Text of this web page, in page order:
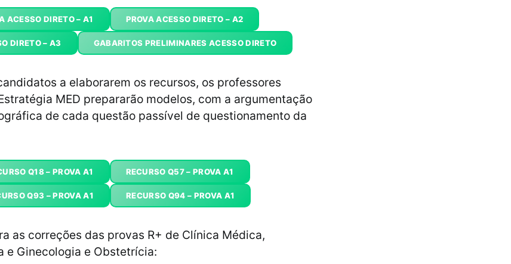
ACESSO DIRETO – A1 PROVA ACESSO DIRETO – A2
DIRETO – A3 GABARITOS PRELIMINARES ACESSO DIRETO
a elaborarem os recursos, os professores
MED prepararão modelos, com a argumentação
de cada questão passível de questionamento da
Q18 – PROVA A1 RECURSO Q57 – PROVA A1
Q93 – PROVA A1 RECURSO Q94 – PROVA A1
as correções das provas R+ de Clínica Médica,
e Ginecologia e Obstetrícia: